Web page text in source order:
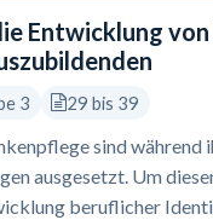
Entwicklung von
3 29 bis 39
sind während
ausgesetzt. Um
beruflicher